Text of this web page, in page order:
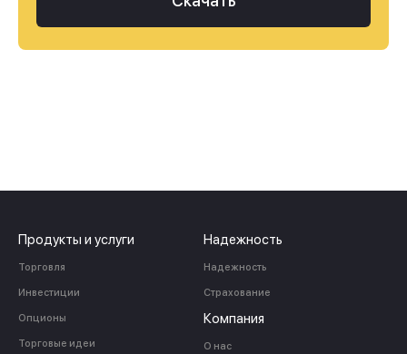
Продукты и услуги
Торговля
Инвестиции
Опционы
Торговые идеи
Надежность
Надежность
Страхование
Компания
О нас